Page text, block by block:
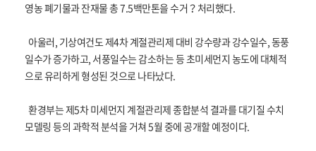
영농 폐기물과 잔재물 총 7.5백만톤을 수거？처리했다.
아울러, 기상여건도 제4차 계절관리제 대비 강수량과 강수일수, 동풍
일수가 증가하고, 서풍일수는 감소하는 등 초미세먼지 농도에 대체적
으로 유리하게 형성된 것으로 나타났다.
환경부는 제5차 미세먼지 계절관리제 종합분석 결과를 대기질 수치
모델링 등의 과학적 분석을 거쳐 5월 중에 공개할 예정이다.